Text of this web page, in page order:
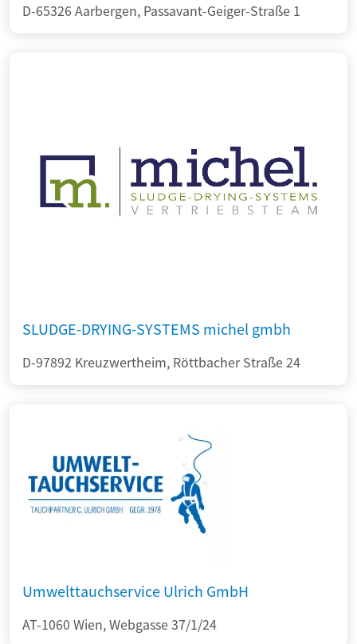
D-65326 Aarbergen, Passavant-Geiger-Straße 1
SLUDGE-DRYING-SYSTEMS michel gmbh
D-97892 Kreuzwertheim, Röttbacher Straße 24
Umwelttauchservice Ulrich GmbH
AT-1060 Wien, Webgasse 37/1/24